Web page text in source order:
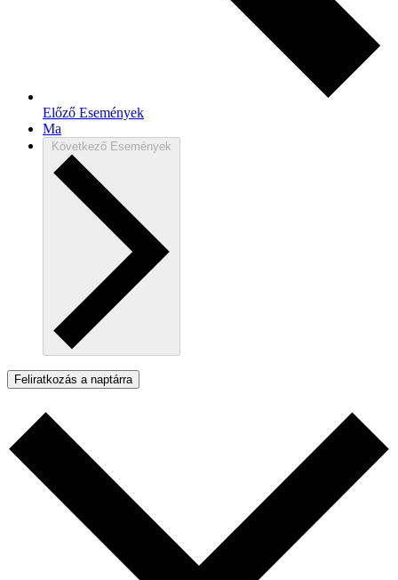
Előző Események
Ma
Következő Események
Feliratkozás a naptárra